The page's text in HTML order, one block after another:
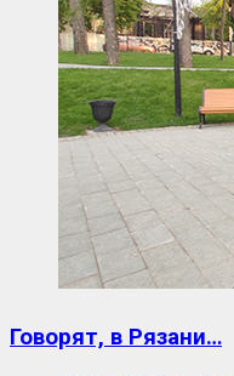
Говорят, в Рязани…